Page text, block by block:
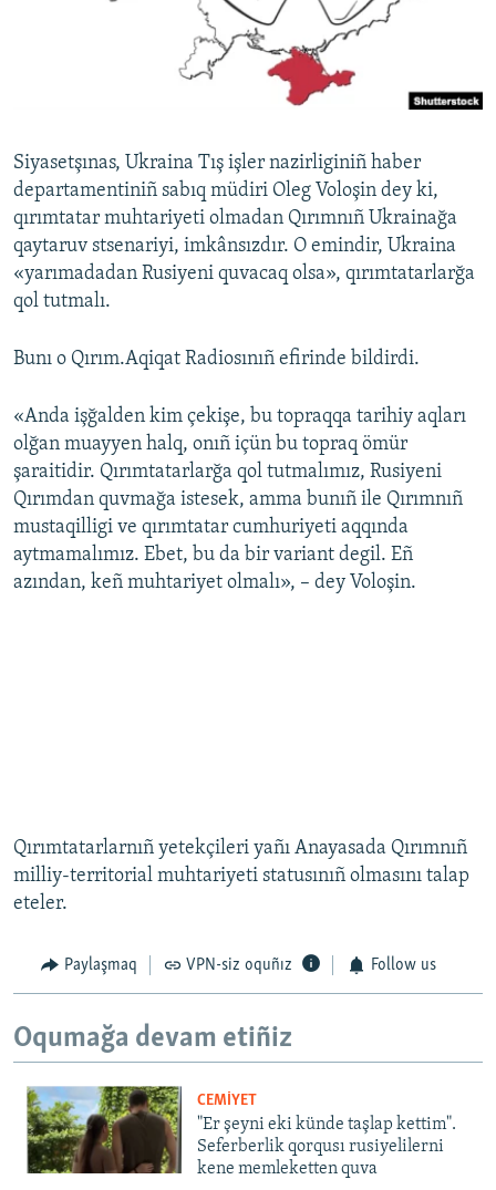
RFE/RS bütün saytları
Siyasetşınas, Ukraina Tış işler nazirliginiñ haber
departamentiniñ sabıq müdiri Oleg Voloşin dey ki,
qırımtatar muhtariyeti olmadan Qırımnıñ Ukrainağa
qaytaruv stsenariyi, imkânsızdır. O emindir, Ukraina
«yarımadadan Rusiyeni quvacaq olsa», qırımtatarlarğa
qol tutmalı.
Bunı o Qırım.Aqiqat Radiosınıñ efirinde bildirdi.
«Anda işğalden kim çekişe, bu topraqqa tarihiy aqları
olğan muayyen halq, onıñ içün bu topraq ömür
şaraitidir. Qırımtatarlarğa qol tutmalımız, Rusiyeni
Qırımdan quvmağa istesek, amma bunıñ ile Qırımnıñ
mustaqilligi ve qırımtatar cumhuriyeti aqqında
aytmamalımız. Ebet, bu da bir variant degil. Eñ
azından, keñ muhtariyet olmalı», – dey Voloşin.
Qırımtatarlarnıñ yetekçileri yañı Anayasada Qırımnıñ
milliy-territorial muhtariyeti statusınıñ olmasını talap
eteler.
Paylaşmaq VPN-siz oquñız Follow us
Oqumağa devam etiñiz
CEMİYET
"Er şeyni eki künde taşlap kettim".
Seferberlik qorqusı rusiyelilerni
kene memleketten quva